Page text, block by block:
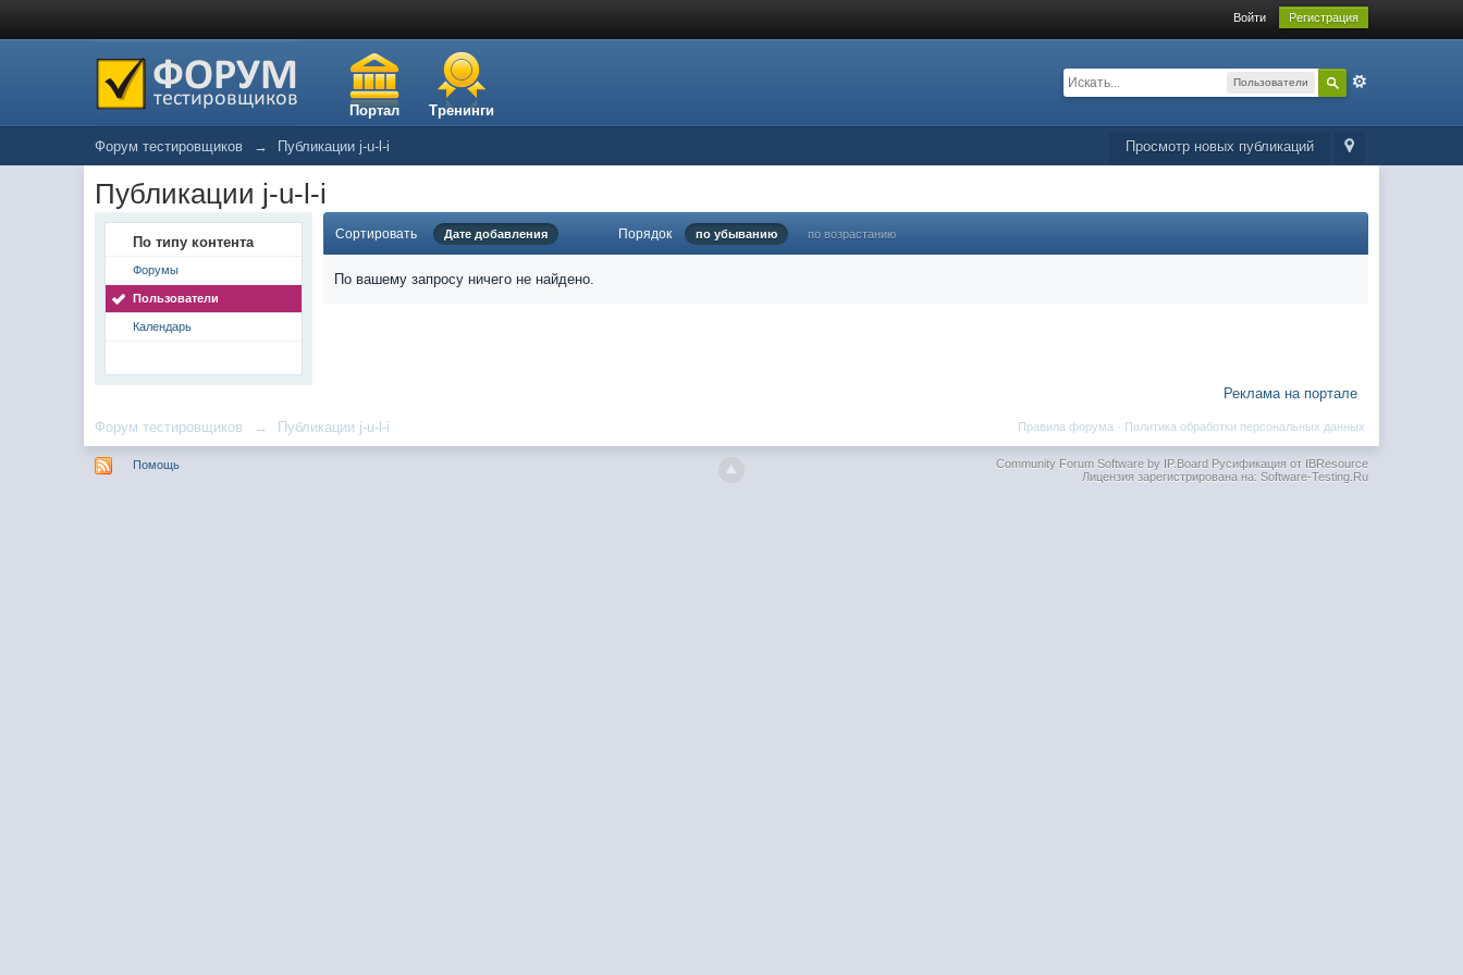
Войти Регистрация
Портал Тренинги
Пользователи
Просмотр новых публикаций
Форум тестировщиков → Публикации j-u-l-i
Публикации j-u-l-i
По типу контента
Форумы
Пользователи
Календарь
Сортировать Дате добавления Порядок по убыванию по возрастанию
По вашему запросу ничего не найдено.
Реклама на портале
Форум тестировщиков → Публикации j-u-l-i Политика обработки персональных данных
Правила форума ·
Помощь Community Forum Software by IP.BoardРусификация от IBResource
Лицензия зарегистрирована на: Software-Testing.Ru